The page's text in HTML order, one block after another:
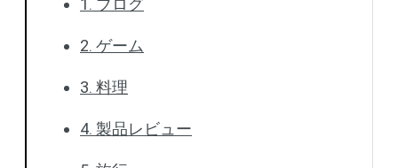
1. ブログ
2. ゲーム
3. 料理
4. 製品レビュー